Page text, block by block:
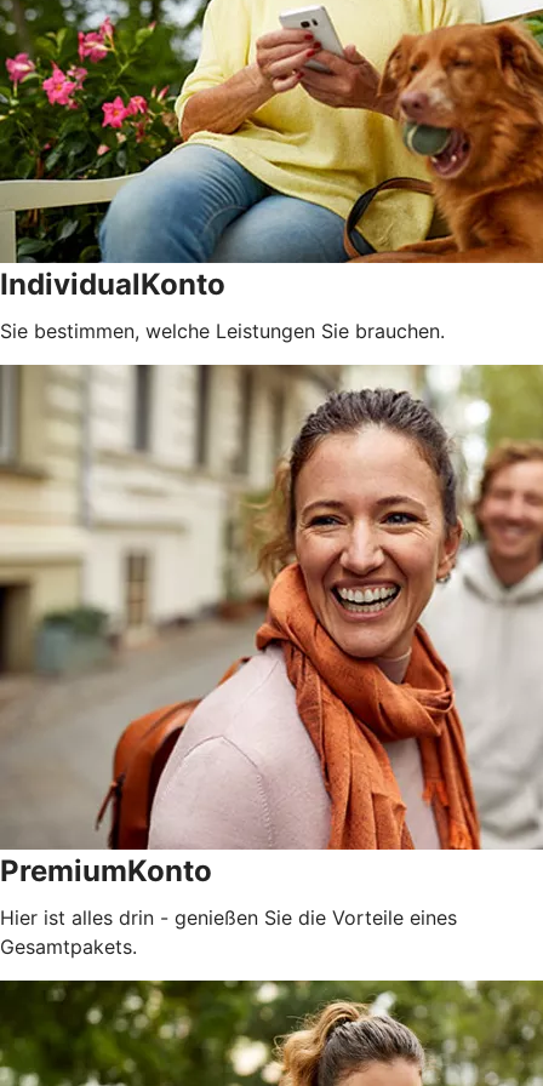
IndividualKonto
Sie bestimmen, welche Leistungen Sie brauchen.
PremiumKonto
Hier ist alles drin - genießen Sie die Vorteile eines
Gesamtpakets.